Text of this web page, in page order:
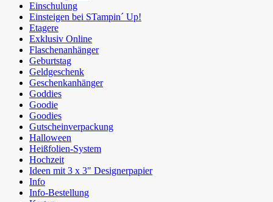
Einschulung
Einsteigen bei STampin´ Up!
Etagere
Exklusiv Online
Flaschenanhänger
Geburtstag
Geldgeschenk
Geschenkanhänger
Goddies
Goodie
Goodies
Gutscheinverpackung
Halloween
Heißfolien-System
Hochzeit
Ideen mit 3 x 3" Designerpapier
Info
Info-Bestellung